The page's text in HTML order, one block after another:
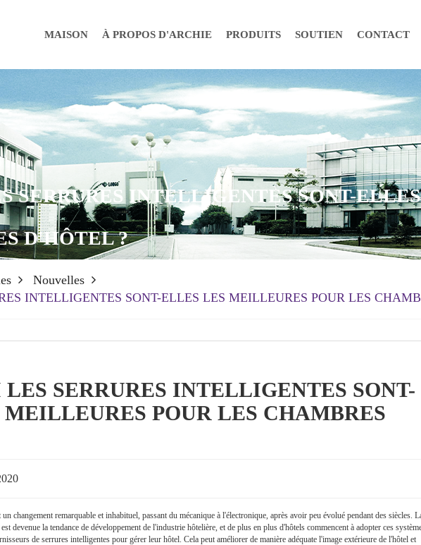
MAISON À PROPOS D'ARCHIE PRODUITS SOUTIEN CONTACT
SERRURES INTELLIGENTES SONT-
D'HÔTEL ?
Nouvelles
INTELLIGENTES SONT-ELLES LES MEILLEURES POUR LES
SERRURES INTELLIGENTES SONT-
POUR LES CHAMBRES
changement remarquable et inhabituel, passant du mécanique à l'électronique, après avoir peu évolué pendant des siècles.
devenue la tendance de développement de l'industrie hôtelière, et de plus en plus d'hôtels commencent à adopter ces
de serrures intelligentes pour gérer leur hôtel. Cela peut améliorer de manière adéquate l'image extérieure de l'hôtel et